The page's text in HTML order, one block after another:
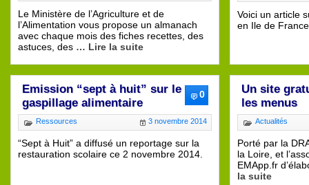
Le Ministère de l’Agriculture et de
l’Alimentation vous propose un almanach
avec chaque mois des fiches recettes, des
astuces, des … Lire la suite
Voici un article
en Ile de
0
Emission “sept à huit” sur le
gaspillage alimentaire
3 novembre 2014
Ressources
“Sept à Huit” a diffusé un reportage sur la
restauration scolaire ce 2 novembre 2014.
Un site
les menus
Actualités
Porté par la
la Loire, et
EMApp.fr
la suite